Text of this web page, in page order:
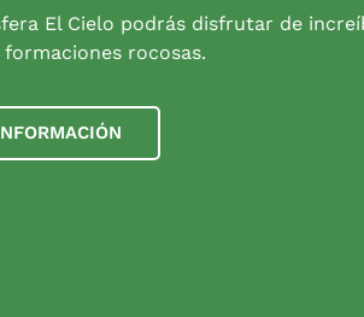
El Cielo podrás disfrutar de
formaciones rocosas.